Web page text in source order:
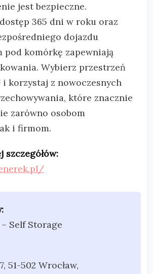
jest bezpieczne.
365 dni w roku oraz
dojazdu
pod komórkę zapewniają
Wybierz przestrzeń
i korzystaj z nowoczesnych
które znacznie
zarówno osobom
i firmom.
szczegółów:
Self Storage
, 51-502 Wrocław,